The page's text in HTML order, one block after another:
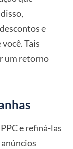
e
Tais
um retorno
e refiná-las